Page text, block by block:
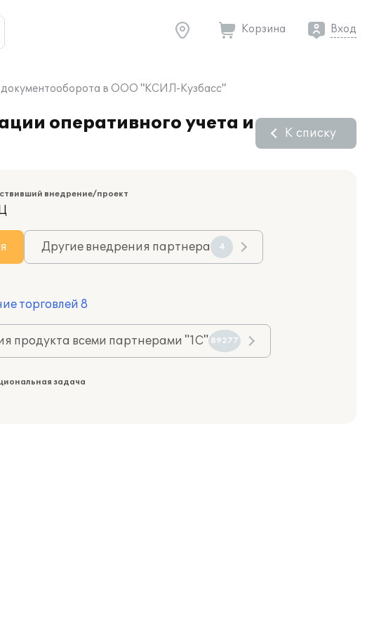
Корзина Вход
документооборота в ООО "КСИЛ-Кузбасс"
оперативного учета и
К списку
внедрение/проект
Другие внедрения партнера 4
торговлей 8
продукта всеми партнерами "1С" 89277
задача